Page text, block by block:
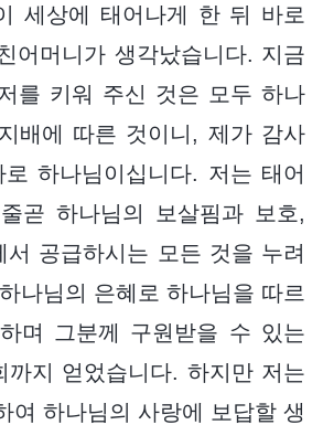
세상에 태어나게 한 뒤 바로
어머니가 생각났습니다. 지금
를 키워 주신 것은 모두 하나
배에 따른 것이니, 제가 감사
하나님이십니다. 저는 태어
곧 하나님의 보살핌과 보호,
서 공급하시는 모든 것을 누려
나님의 은혜로 하나님을 따르
며 그분께 구원받을 수 있는
까지 얻었습니다. 하지만 저는
여 하나님의 사랑에 보답할 생